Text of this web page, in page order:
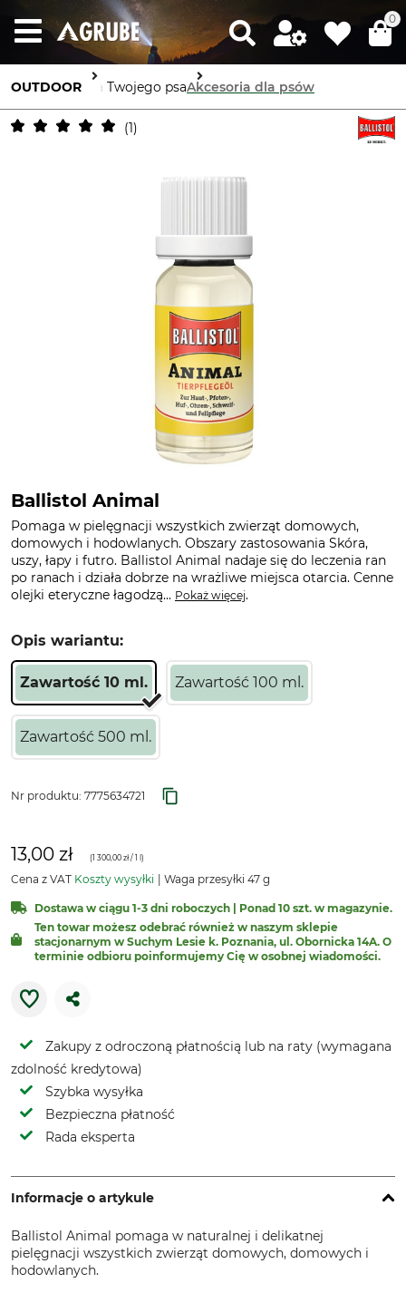
0
OUTDOOR Dla Twojego psaAkcesoria dla psów
1
Ballistol Animal
Pomaga w pielęgnacji wszystkich zwierząt domowych,
domowych i hodowlanych. Obszary zastosowania Skóra,
uszy, łapy i futro. Ballistol Animal nadaje się do leczenia ran
po ranach i działa dobrze na wrażliwe miejsca otarcia. Cenne
olejki eteryczne łagodzą... Pokaż więcej.
Opis wariantu:
Zawartość 10 ml. Zawartość 100 ml.
Zawartość 500 ml.
Nr produktu: 7775634721
13,00 zł (1 300,00 zł / 1 l)
Cena z VAT Koszty wysyłki Waga przesyłki 47 g
Dostawa w ciągu 1-3 dni roboczych | Ponad 10 szt. w magazynie.
Ten towar możesz odebrać również w naszym sklepie
stacjonarnym w Suchym Lesie k. Poznania, ul. Obornicka 14A. O
terminie odbioru poinformujemy Cię w osobnej wiadomości.
Zakupy z odroczoną płatnością lub na raty (wymagana
zdolność kredytowa)
Szybka wysyłka
Bezpieczna płatność
Rada eksperta
Informacje o artykule
Ballistol Animal pomaga w naturalnej i delikatnej
pielęgnacji wszystkich zwierząt domowych, domowych i
hodowlanych.